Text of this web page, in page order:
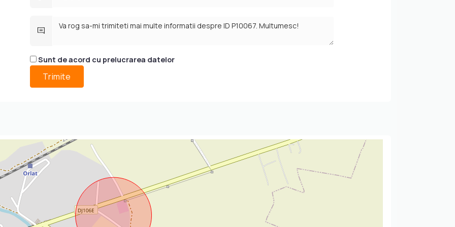
vilelor
ansamblului.
proprii, cat si cu ajutorul unui credit bancar.
Sunt de acord cu prelucrarea datelor